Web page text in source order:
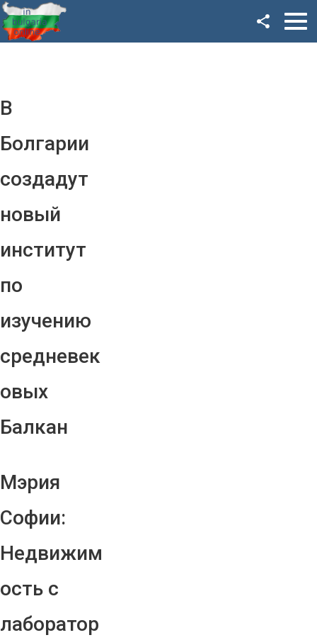
В
Болгарии
создадут
новый
институт
по
изучению
средневек
овых
Балкан
Мэрия
Софии:
Недвижим
ость с
лаборатор